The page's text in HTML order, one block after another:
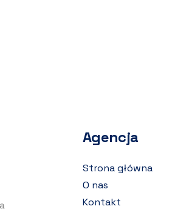
Agencja
Strona główna
O nas
Kontakt